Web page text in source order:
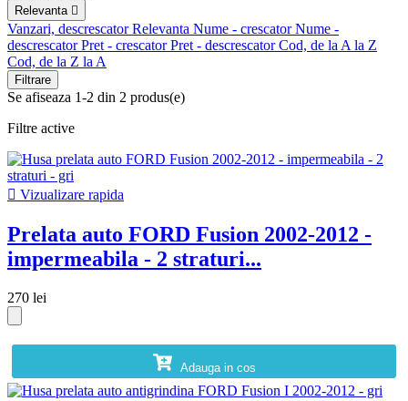
Relevanta 
Vanzari, descrescatorRelevanta Nume - crescatorNume -
descrescatorPret - crescatorPret - descrescatorCod, de la A la Z
Cod, de la Z la A
Filtrare
Se afiseaza 1-2 din 2 produs(e)
Filtre active
 Vizualizare rapida
Prelata auto FORD Fusion 2002-2012 -
impermeabila - 2 straturi...
270 lei
Adauga in cos